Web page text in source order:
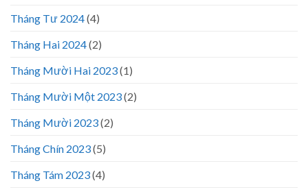
Tháng Tư 2024(4)
Tháng Hai 2024(2)
Tháng Mười Hai 2023(1)
Tháng Mười Một 2023(2)
Tháng Mười 2023(2)
Tháng Chín 2023(5)
Tháng Tám 2023(4)